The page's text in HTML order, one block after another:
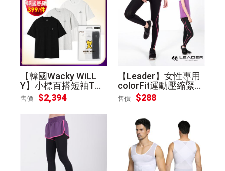
【韓國Wacky WiLL
Y】小標百搭短袖T恤
3件組(黑白灰) [2組]
[平輸]
售價 $2,394
【Leader】女性專用
colorFit運動壓縮緊身
褲(桃紅線條)XS
售價 $288